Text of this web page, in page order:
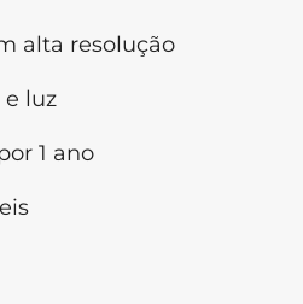
alta resolução
e luz
1 ano